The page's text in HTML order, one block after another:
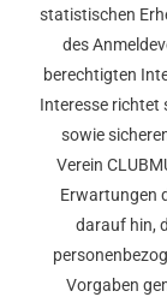
statistischen
des
berechtigten
Interesse richtet
sowie
Verein
Erwartungen
darauf hin,
Vorgaben